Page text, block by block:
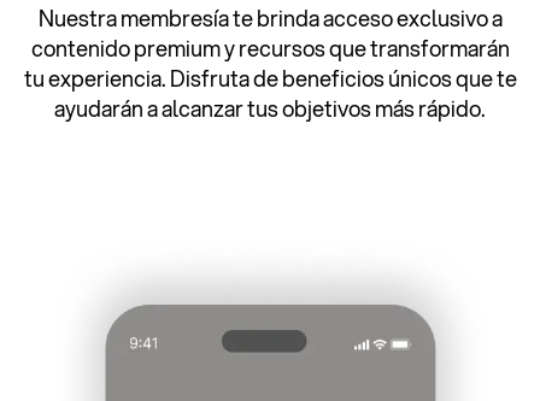
Nuestra membresía te brinda acceso exclusivo a
contenido premium y recursos que transformarán
tu experiencia. Disfruta de beneficios únicos que te
ayudarán a alcanzar tus objetivos más rápido.